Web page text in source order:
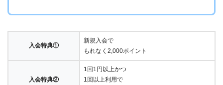
入会特典①
新規入会で
もれなく2,000ポイント
入会特典②
1回1円以上かつ
1回以上利用で